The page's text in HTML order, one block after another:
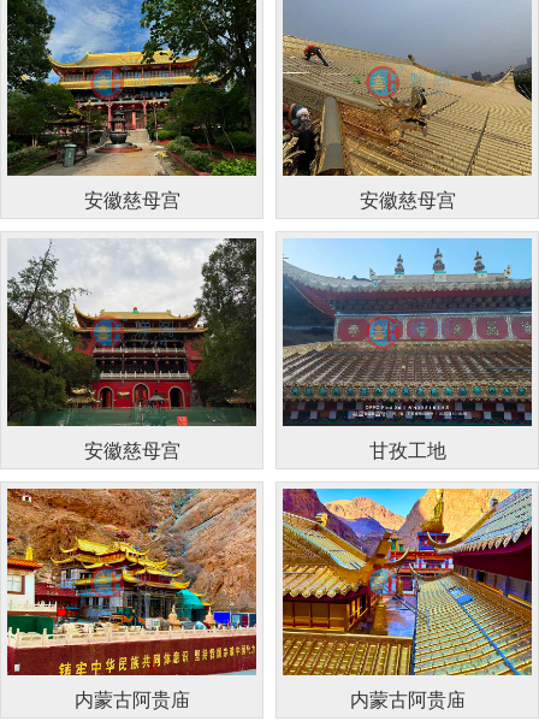
安徽慈母宫 安徽慈母宫
安徽慈母宫 甘孜工地
内蒙古阿贵庙 内蒙古阿贵庙